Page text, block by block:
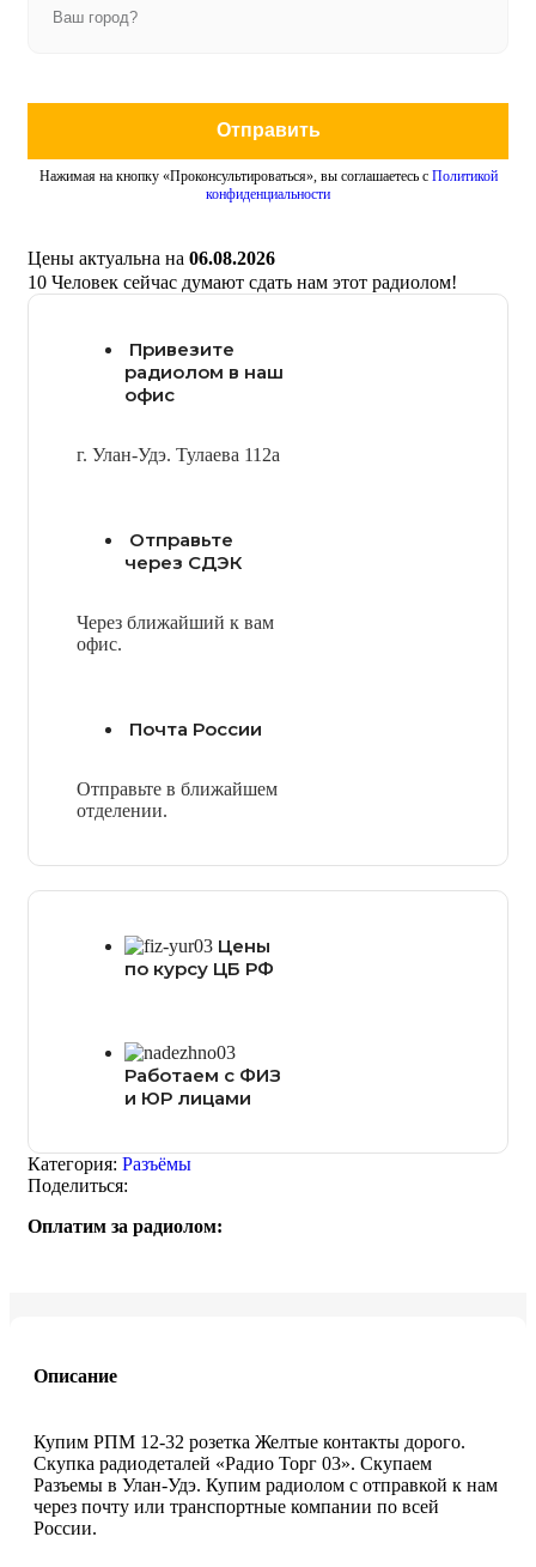
Отправить
Нажимая на кнопку «Проконсультироваться», вы соглашаетесь с Политикой
конфиденциальности
Цены актуальна на 06.08.2026
10 Человек сейчас думают сдать нам этот радиолом!
Привезите
радиолом в наш
офис
г. Улан-Удэ. Тулаева 112а
Отправьте
через СДЭК
Через ближайший к вам
офис.
Почта России
Отправьте в ближайшем
отделении.
Цены
по курсу ЦБ РФ
Работаем с ФИЗ
и ЮР лицами
Категория: Разъёмы
Поделиться:
Оплатим за радиолом:
Описание
Купим РПМ 12-32 розетка Желтые контакты дорого.
Скупка радиодеталей «Радио Торг 03». Скупаем
Разъемы в Улан-Удэ. Купим радиолом с отправкой к нам
через почту или транспортные компании по всей
России.